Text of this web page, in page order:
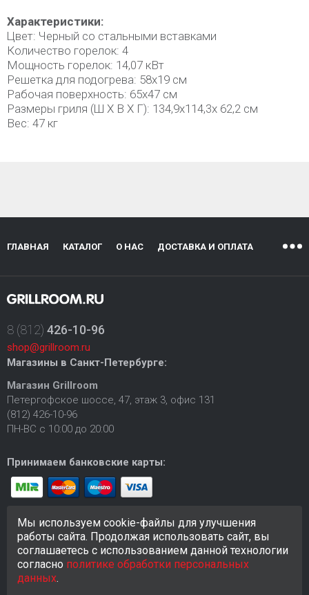
Характеристики:
Цвет: Черный со стальными вставками
Количество горелок: 4
Мощность горелок: 14,07 кВт
Решетка для подогрева: 58х19 см
Рабочая поверхность: 65х47 см
Размеры гриля (Ш Х В Х Г): 134,9х114,3х 62,2 см
Вес: 47 кг
ГЛАВНАЯ КАТАЛОГ О НАС ДОСТАВКА И ОПЛАТА
8 (812) 426-10-96
shop@grillroom.ru
Магазины в Санкт-Петербурге:
Магазин Grillroom
Петергофское шоссе, 47, этаж 3, офис 131
(812) 426-10-96
ПН-ВС с 10:00 до 20:00
Принимаем банковские карты:
© 2018-2026 Сайтhttps://grillroom.ru создан исключительно в
информационных целях и любая информация на сайте не
Мы используем cookie-файлы для улучшения
работы сайта. Продолжая использовать сайт, вы
соглашаетесь с использованием данной технологии
согласно политике обработки персональных
данных.